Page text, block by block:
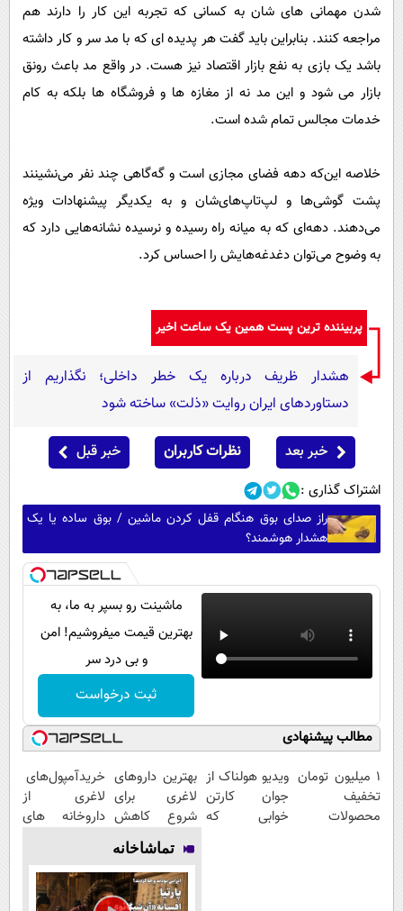
شدن مهمانی های شان به کسانی که تجربه این کار را دارند هم
مراجعه کنند. بنابراین باید گفت هر پدیده ای که با مد سر و کار داشته
باشد یک بازی به نفع بازار اقتصاد نیز هست. در واقع مد باعث رونق
بازار می شود و این مد نه از مغازه ها و فروشگاه ها بلکه به کام
خدمات مجالس تمام شده است.
خلاصه این‌که دهه فضای مجازی است و گه‌گاهی چند نفر می‌نشینند
پشت گوشی‌ها و لپ‌تاپ‌های‌شان و به یکدیگر پیشنهادات ویژه
می‌دهند. دهه‌ای که به میانه راه رسیده و نرسیده نشانه‌هایی دارد که
به وضوح می‌توان دغدغه‌هایش را احساس کرد.
پربیننده ترین پست همین یک ساعت اخیر
هشدار ظریف درباره یک خطر داخلی؛ نگذاریم از
دستاوردهای ایران روایت «ذلت» ساخته شود
خبر بعد نظرات کاربران خبر قبل
اشتراک گذاری :
راز صدای بوق هنگام قفل کردن ماشین / بوق ساده یا یک
هشدار هوشمند؟
ماشینت رو بسپر به ما، به
بهترین قیمت میفروشیم! امن
و بی درد سر
ثبت درخواست
مطالب پیشنهادی
۱ میلیون تومان
تخفیف
محصولات
ویدیو هولناک از
جوان کارتن
خوابی که
بهترین داروهای
لاغری برای
شروع کاهش
وزن، ارسال از
داروخانه های
نزدیکت!
خریدآمپول‌های
لاغری از
داروخانه های
پک یخ!
تماشاخانه